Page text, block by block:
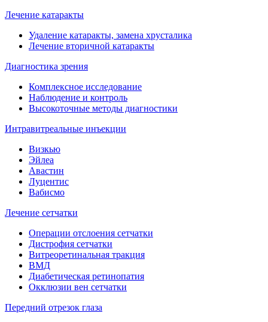
Лечение катаракты
Удаление катаракты, замена хрусталика
Лечение вторичной катаракты
Диагностика зрения
Комплексное исследование
Наблюдение и контроль
Высокоточные методы диагностики
Интравитреальные инъекции
Визкью
Эйлеа
Авастин
Луцентис
Вабисмо
Лечение сетчатки
Операции отслоения сетчатки
Дистрофия сетчатки
Витреоретинальная тракция
ВМД
Диабетическая ретинопатия
Окклюзии вен сетчатки
Передний отрезок глаза